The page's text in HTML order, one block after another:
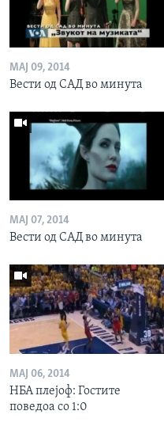
МАЈ 09, 2014
Вести од САД во минута
МАЈ 07, 2014
Вести од САД во минута
МАЈ 06, 2014
НБА плејоф: Гостите
поведоа со 1:0